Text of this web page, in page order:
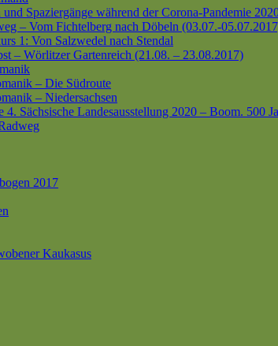
Spaziergänge während der Corona-Pandemie
– Vom Fichtelberg nach Döbeln (03.07.-
1: Von Salzwedel nach Stendal
– Wörlitzer Gartenreich (21.08. – 23.08.2017)
– Die Südroute
– Niedersachsen
4. Sächsische Landesausstellung 2020 – Boom. 500
2017
Kaukasus